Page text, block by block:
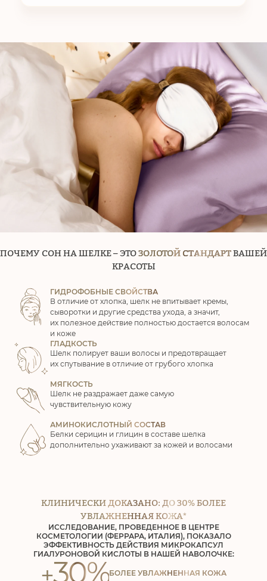
ПОЧЕМУ СОН НА ШЕЛКЕ – ЭТОЗОЛОТОЙ СТАНДАРТВАШЕЙ
КРАСОТЫ
ГИДРОФОБНЫЕ СВОЙСТВА
В отличие от хлопка, шелк не впитывает кремы,
сыворотки и другие средства ухода, а значит,
их полезное действие полностью достается волосам
и коже
ГЛАДКОСТЬ
Шелк полирует ваши волосы и предотвращает
их спутывание в отличие от грубого хлопка
МЯГКОСТЬ
Шелк не раздражает даже самую
чувствительную кожу
АМИНОКИСЛОТНЫЙ СОСТАВ
Белки серицин и глицин в составе шелка
дополнительно ухаживают за кожей и волосами
КЛИНИЧЕСКИ ДОКАЗАНО: ДО 30% БОЛЕЕ
УВЛАЖНЕННАЯ КОЖА*
ИССЛЕДОВАНИЕ, ПРОВЕДЕННОЕ В ЦЕНТРЕ
КОСМЕТОЛОГИИ (ФЕРРАРА, ИТАЛИЯ),ПОКАЗАЛО
ЭФФЕКТИВНОСТЬ ДЕЙСТВИЯ МИКРОКАПСУЛ
ГИАЛУРОНОВОЙ КИСЛОТЫ В НАШЕЙ НАВОЛОЧКЕ:
+30%БОЛЕЕ УВЛАЖНЕННАЯ КОЖА